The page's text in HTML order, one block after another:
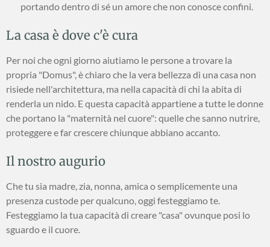
portando dentro di sé un amore che non conosce confini.
La casa è dove c'è cura
Per noi che ogni giorno aiutiamo le persone a trovare la
propria "Domus", è chiaro che la vera bellezza di una casa non
risiede nell'architettura, ma nella capacità di chi la abita di
renderla un nido. E questa capacità appartiene a tutte le donne
che portano la "maternità nel cuore": quelle che sanno nutrire,
proteggere e far crescere chiunque abbiano accanto.
Il nostro augurio
Che tu sia madre, zia, nonna, amica o semplicemente una
presenza custode per qualcuno, oggi festeggiamo te.
Festeggiamo la tua capacità di creare "casa" ovunque posi lo
sguardo e il cuore.